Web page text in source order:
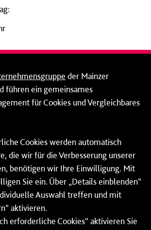
66
bis 7 und ab 18 Uhr sowie an
Feiertagen ganztags werden Ihre
an ein Callcenter des
weitergeleitet. Dort erhalten Sie
zum Fahrplan bzw. zu
der Mainzer
führen ein gemeinsames
für Cookies und Vergleichbares
Cookies werden automatisch
die wir für die Verbesserung unserer
benötigen wir Ihre Einwilligung. Mit
Sie ein. Über „Details einblenden“
Auswahl treffen und mit
aktivieren.
erforderliche Cookies“ aktivieren Sie